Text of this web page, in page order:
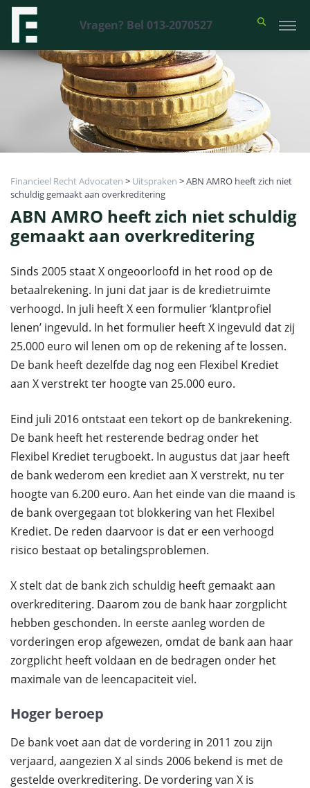
Vragen? Bel 013-2070527
Financieel Recht Advocaten > Uitspraken >ABN AMRO heeft zich niet
schuldig gemaakt aan overkreditering
ABN AMRO heeft zich niet schuldig
gemaakt aan overkreditering
Sinds 2005 staat X ongeoorloofd in het rood op de
betaalrekening. In juni dat jaar is de kredietruimte
verhoogd. In juli heeft X een formulier ‘klantprofiel
lenen’ ingevuld. In het formulier heeft X ingevuld dat zij
25.000 euro wil lenen om op de rekening af te lossen.
De bank heeft dezelfde dag nog een Flexibel Krediet
aan X verstrekt ter hoogte van 25.000 euro.
Eind juli 2016 ontstaat een tekort op de bankrekening.
De bank heeft het resterende bedrag onder het
Flexibel Krediet terugboekt. In augustus dat jaar heeft
de bank wederom een krediet aan X verstrekt, nu ter
hoogte van 6.200 euro. Aan het einde van die maand is
de bank overgegaan tot blokkering van het Flexibel
Krediet. De reden daarvoor is dat er een verhoogd
risico bestaat op betalingsproblemen.
X stelt dat de bank zich schuldig heeft gemaakt aan
overkreditering. Daarom zou de bank haar zorgplicht
hebben geschonden. In eerste aanleg worden de
vorderingen erop afgewezen, omdat de bank aan haar
zorgplicht heeft voldaan en de bedragen onder het
maximale van de leencapaciteit viel.
Hoger beroep
De bank voet aan dat de vordering in 2011 zou zijn
verjaard, aangezien X al sinds 2006 bekend is met de
gestelde overkreditering. De vordering van X is